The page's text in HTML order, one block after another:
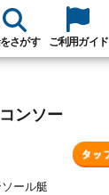
さがす ご利用ガイド
ンソー
ール艇